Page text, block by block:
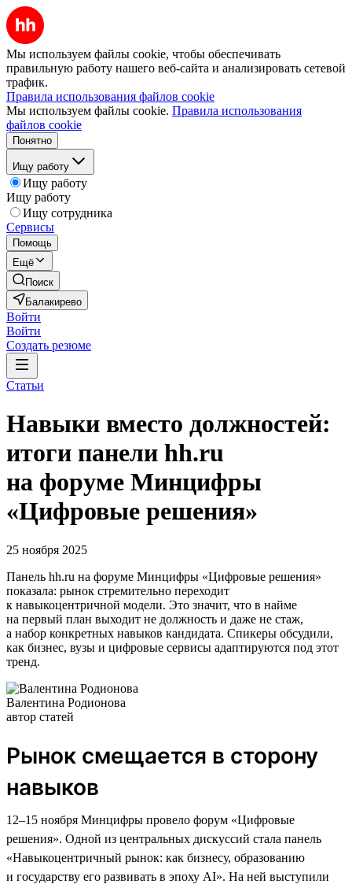
Мы используем файлы cookie, чтобы обеспечивать
правильную работу нашего веб-сайта и анализировать сетевой
трафик.
Правила использования файлов cookie
Мы используем файлы cookie. Правила использования
файлов cookie
Понятно
Ищу работу
Ищу работу
Ищу работу
Ищу сотрудника
Сервисы
Помощь
Ещё
Поиск
Балакирево
Войти
Войти
Создать резюме
Статьи
Навыки вместо должностей:
итоги панели hh.ru
на форуме Минцифры
«Цифровые решения»
25 ноября 2025
Панель hh.ru на форуме Минцифры «Цифровые решения»
показала: рынок стремительно переходит
к навыкоцентричной модели. Это значит, что в найме
на первый план выходит не должность и даже не стаж,
а набор конкретных навыков кандидата. Спикеры обсудили,
как бизнес, вузы и цифровые сервисы адаптируются под этот
тренд.
Валентина Родионова
автор статей
Рынок смещается в сторону
навыков
12–15 ноября Минцифры провело форум «Цифровые
решения». Одной из центральных дискуссий стала панель
«Навыкоцентричный рынок: как бизнесу, образованию
и государству его развивать в эпоху AI». На ней выступили